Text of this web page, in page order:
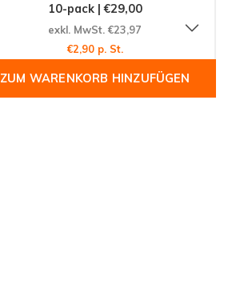
10-pack | €29,00
exkl. MwSt. €23,97
€2,90 p. St.
ZUM WARENKORB HINZUFÜGEN